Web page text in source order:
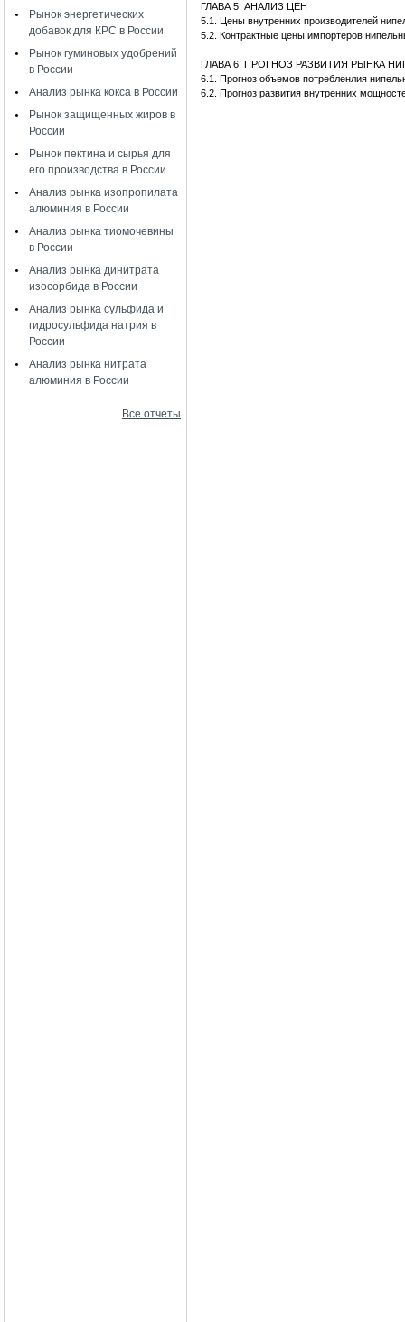
Рынок энергетических
добавок для КРС в России
Рынок гуминовых удобрений
в России
Анализ рынка кокса в России
Рынок защищенных жиров в
России
Рынок пектина и сырья для
его производства в России
Анализ рынка изопропилата
алюминия в России
Анализ рынка тиомочевины
в России
Анализ рынка динитрата
изосорбида в России
Анализ рынка сульфида и
гидросульфида натрия в
России
Анализ рынка нитрата
алюминия в России
Все отчеты
ГЛАВА 5. АНАЛИЗ ЦЕН
5.1. Цены внутренних производителей
5.2. Контрактные цены импортеров
ГЛАВА 6. ПРОГНОЗ РАЗВИТИЯ РЫНКА
6.1. Прогноз объемов потребленлия
6.2. Прогноз развития внутренних